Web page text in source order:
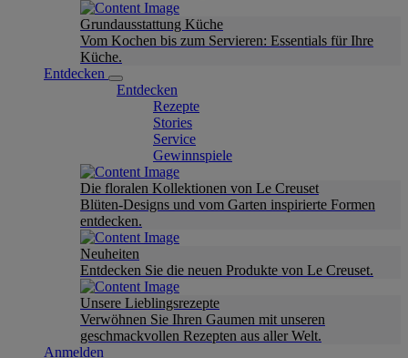
Grundausstattung Küche
Vom Kochen bis zum Servieren: Essentials für Ihre
Küche.
Entdecken
Entdecken
Rezepte
Stories
Service
Gewinnspiele
Die floralen Kollektionen von Le Creuset
Blüten-Designs und vom Garten inspirierte Formen
entdecken.
Neuheiten
Entdecken Sie die neuen Produkte von Le Creuset.
Unsere Lieblingsrezepte
Verwöhnen Sie Ihren Gaumen mit unseren
geschmackvollen Rezepten aus aller Welt.
Anmelden